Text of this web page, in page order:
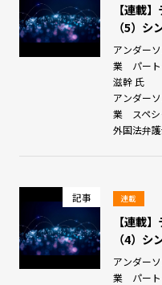
【連載
（5）シ
アンダー
業 パート
滋幹 氏
アンダー
業 スペシ
外国法弁
記事 連載
【連載
（4）シ
アンダー
業 パート